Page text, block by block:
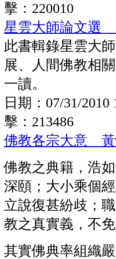
擊： 220010
星雲大師論文選
此書輯錄星雲大
展、人間佛教相
一讀。
日期： 07/31/2010
擊： 213486
佛教各宗大意 黃
佛教之典籍，浩
深頤；大小乘個
立說復甚紛歧；
教之真實義，不
其實佛典率組織